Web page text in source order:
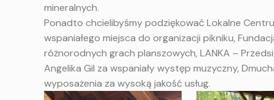
mineralnych.
Ponadto chcielibyśmy podziękować Lokalne
wspaniałego miejsca do organizacji pikniku,
różnorodnych grach planszowych, LANKA –
Angelika Gil za wspaniały występ muzyczny,
wyposażenia za wysoką jakość usług.